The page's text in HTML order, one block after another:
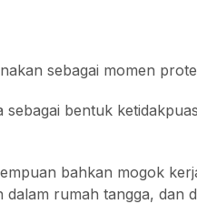
sebagai momen
bentuk
bahkan mogok
rumah tangga, dan